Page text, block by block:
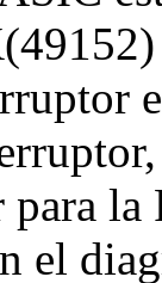
la
el